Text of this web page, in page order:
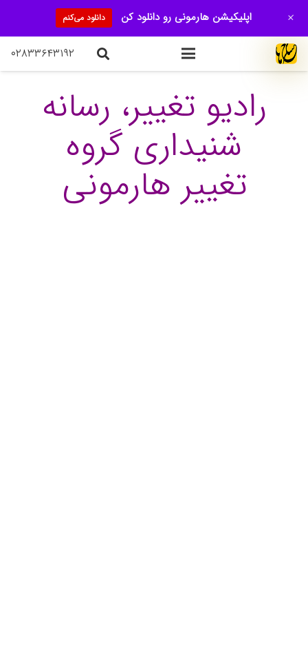
۰۲۸۳۳۶۴۳۱۹۲
رادیو تغییر، رسانه
شنیداری گروه
تغییر هارمونی
اپلیکیشن هارمونی رو دانلود کن دانلود می‌کنم +